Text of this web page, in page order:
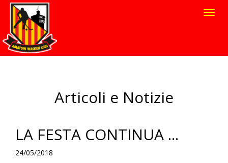
Articoli e Notizie
LA FESTA CONTINUA ...
24/05/2018